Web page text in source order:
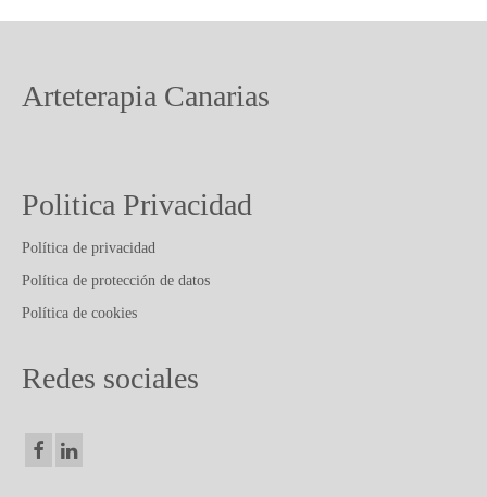
Arteterapia Canarias
Politica Privacidad
Política de privacidad
Política de protección de datos
Política de cookies
Redes sociales